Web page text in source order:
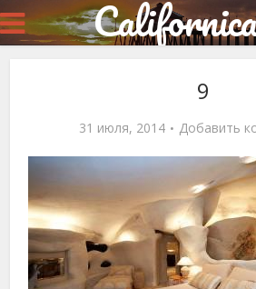
9
31 июля, 2014 Добавить